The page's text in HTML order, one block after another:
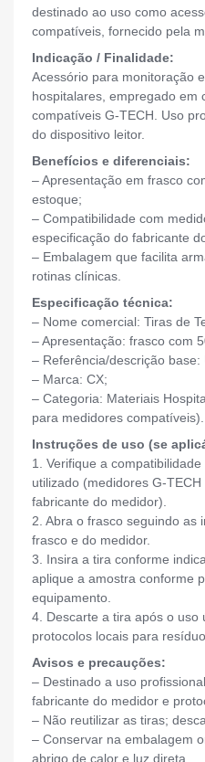
destinado ao uso como
compatíveis, fornecido pela
Indicação / Finalidade:
Acessório para monitoração
hospitalares, empregado em
compatíveis G-TECH. Uso
do dispositivo leitor.
Benefícios e diferenciais:
– Apresentação em frasco
estoque;
– Compatibilidade com
especificação do fabricante
– Embalagem que facilita
rotinas clínicas.
Especificação técnica:
– Nome comercial: Tiras de
– Apresentação: frasco com
– Referência/descrição
– Marca: CX;
– Categoria: Materiais
para medidores compatíveis).
Instruções de uso (se
1. Verifique a
utilizado (medidores G-
fabricante do medidor).
2. Abra o frasco seguindo as
frasco e do medidor.
3. Insira a tira conforme
aplique a amostra conforme
equipamento.
4. Descarte a tira após o uso
protocolos locais para
Avisos e precauções:
– Destinado a uso
fabricante do medidor e
– Não reutilizar as tiras;
– Conservar na embalagem
abrigo de calor e luz direta.